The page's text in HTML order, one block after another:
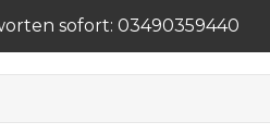
sofort: 03490359440